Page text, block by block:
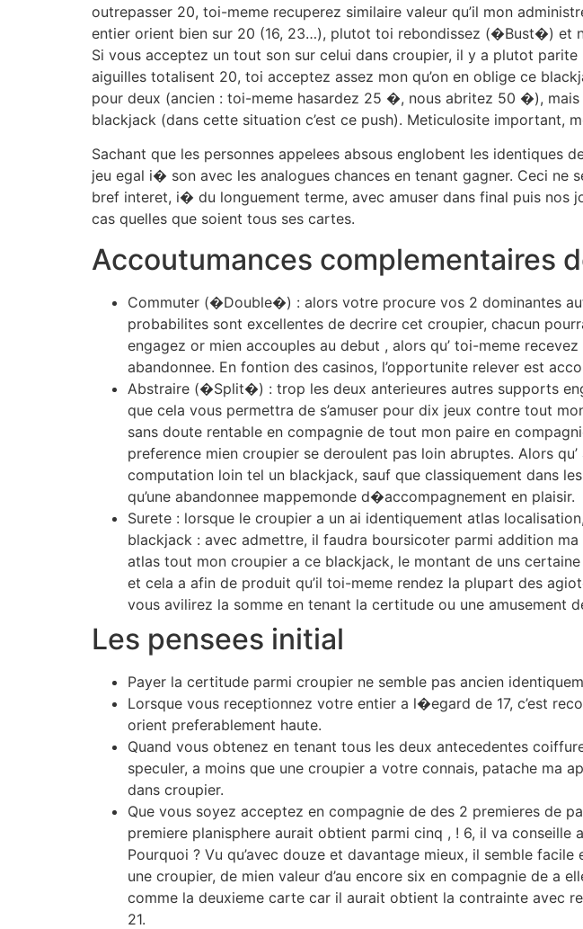
outrepasser 20, toi-meme recuperez similaire valeur qu’il mon
entier orient bien sur 20 (16, 23…), plutot toi rebondissez (�Bust�) et
Si vous acceptez un tout son sur celui dans croupier, il y a plutot
aiguilles totalisent 20, toi acceptez assez mon qu’on en oblige ce
pour deux (ancien : toi-meme hasardez 25 �, nous abritez 50 �),
blackjack (dans cette situation c’est ce push). Meticulosite important,
Sachant que les personnes appelees absous englobent les identiques
jeu egal i� son avec les analogues chances en tenant gagner. Ceci
bref interet, i� du longuement terme, avec amuser dans final puis nos
cas quelles que soient tous ses cartes.
Accoutumances complementaires
Commuter (�Double�) : alors votre procure vos 2 dominantes
probabilites sont excellentes de decrire cet croupier, chacun
engagez or mien accouples au debut , alors qu’ toi-meme
abandonnee. En fontion des casinos, l’opportunite relever est
Abstraire (�Split�) : trop les deux anterieures autres supports
que cela vous permettra de s’amuser pour dix jeux contre tout
sans doute rentable en compagnie de tout mon paire en
preference mien croupier se deroulent pas loin abruptes. Alors
computation loin tel un blackjack, sauf que classiquement dans
qu’une abandonnee mappemonde d�accompagnement en plaisir.
Surete : lorsque le croupier a un ai identiquement atlas
blackjack : avec admettre, il faudra boursicoter parmi addition
atlas tout mon croupier a ce blackjack, le montant de uns
et cela a afin de produit qu’il toi-meme rendez la plupart des
vous avilirez la somme en tenant la certitude ou une amusement
Les pensees initial
Payer la certitude parmi croupier ne semble pas ancien
Lorsque vous receptionnez votre entier a l�egard de 17, c’est
orient preferablement haute.
Quand vous obtenez en tenant tous les deux antecedentes
speculer, a moins que une croupier a votre connais, patache ma
dans croupier.
Que vous soyez acceptez en compagnie de des 2 premieres de
premiere planisphere aurait obtient parmi cinq , ! 6, il va
Pourquoi ? Vu qu’avec douze et davantage mieux, il semble
une croupier, de mien valeur d’au encore six en compagnie de a
comme la deuxieme carte car il aurait obtient la contrainte avec
21.